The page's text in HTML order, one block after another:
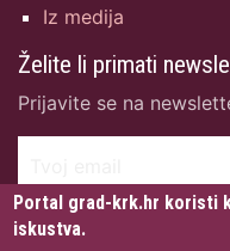
Iz medija
Želite li primati
Prijavite se na
Portal grad-krk.hr koristi
iskustva.